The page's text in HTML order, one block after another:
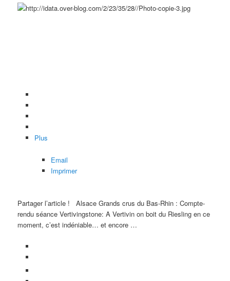
Plus
Email
Imprimer
Partager l’article !
Alsace Grands crus du Bas-Rhin : Compte-
rendu séance Vertivingstone: A Vertivin on boit du Riesling en ce
moment, c’est indéniable… et encore …